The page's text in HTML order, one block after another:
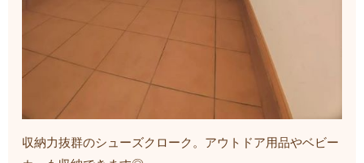
収納力抜群のシューズクローク。アウトドア用品やベビー